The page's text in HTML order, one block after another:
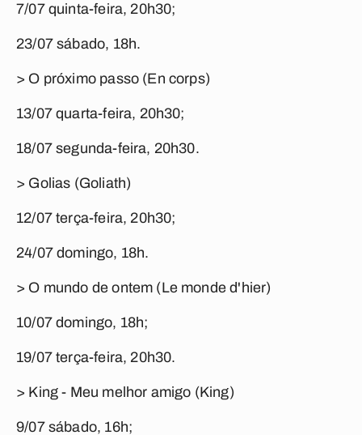
7/07 quinta-feira, 20h30;
23/07 sábado, 18h.
> O próximo passo (En corps)
13/07 quarta-feira, 20h30;
18/07 segunda-feira, 20h30.
> Golias (Goliath)
12/07 terça-feira, 20h30;
24/07 domingo, 18h.
> O mundo de ontem (Le monde d'hier)
10/07 domingo, 18h;
19/07 terça-feira, 20h30.
> King - Meu melhor amigo (King)
9/07 sábado, 16h;